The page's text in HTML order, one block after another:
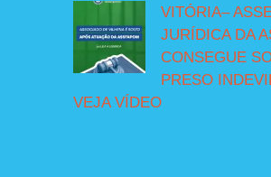
VITÓRIA–
JURÍDICA DA
CONSEGUE
PRESO
VEJA VÍDEO